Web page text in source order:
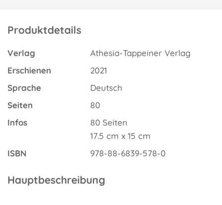
Produktdetails
Verlag
Athesia-Tappeiner Verlag
Erschienen
2021
Sprache
Deutsch
Seiten
80
Infos
80 Seiten
17.5 cm x 15 cm
ISBN
978-88-6839-578-0
Hauptbeschreibung